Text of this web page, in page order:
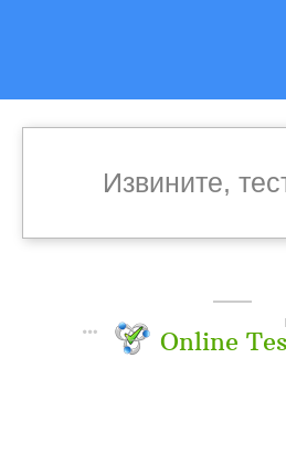
Извините,
Online